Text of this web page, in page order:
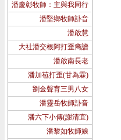
潘慶彰牧師：主與我同行
潘堅鄉牧師訃音
潘啟慧
大社潘交根阿打歪裔譜
潘啟南長老
潘加苞打歪(甘為霖)
劉金聲育三男八女
潘靈岳牧師訃音
潘六下小傳(謝清宜)
潘黎如牧師娘